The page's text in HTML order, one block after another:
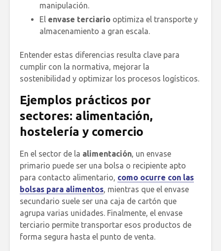
manipulación.
El envase terciario optimiza el transporte y
almacenamiento a gran escala.
Entender estas diferencias resulta clave para
cumplir con la normativa, mejorar la
sostenibilidad y optimizar los procesos logísticos.
Ejemplos prácticos por
sectores: alimentación,
hostelería y comercio
En el sector de la alimentación , un envase
primario puede ser una bolsa o recipiente apto
para contacto alimentario, como ocurre con las
bolsas para alimentos , mientras que el envase
secundario suele ser una caja de cartón que
agrupa varias unidades. Finalmente, el envase
terciario permite transportar esos productos de
forma segura hasta el punto de venta.